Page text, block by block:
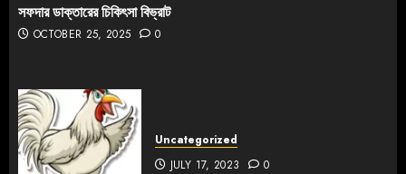
সফদার ডাক্তারের চিকিৎসা বিভ্রাট
OCTOBER 25, 2025 0
Uncategorized
JULY 17, 2023
0